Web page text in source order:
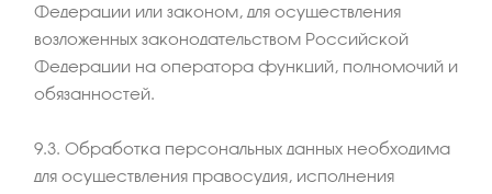
Федерации или законом, для осуществления
возложенных законодательством Российской
Федерации на оператора функций, полномочий и
обязанностей.
9.3. Обработка персональных данных необходима
для осуществления правосудия, исполнения